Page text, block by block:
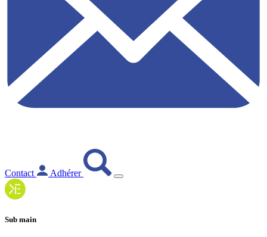
Contact Adhérer
Sub main